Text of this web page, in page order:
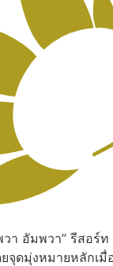
วา อัมพวา” รีสอร์
จุดมุ่งหมายหลักเ